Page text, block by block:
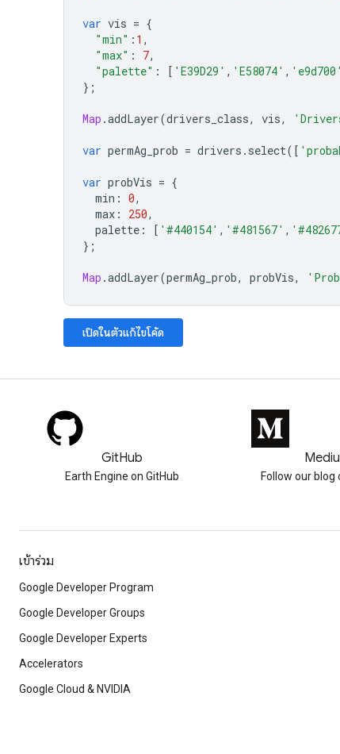
var vis = {
"min" : 1 ,
"max" : 7,
"palette" : [ 'E39D29' , 'E58074' , 'e9d700'
};
Map .addLayer(drivers_class, vis,
var permAg_prob = drivers . select([
var probVis = {
min : 0,
max : 250,
palette : [ '#440154' , '#481567' ,
};
Map .addLayer(permAg_prob, probVis,
เปิดในตัวแก้ไขโค้ด
GitHub
Earth Engine on GitHub Follow our blog
เข้าร่วม
Google Developer Program
Google Developer Groups
Google Developer Experts
Accelerators
Google Cloud & NVIDIA